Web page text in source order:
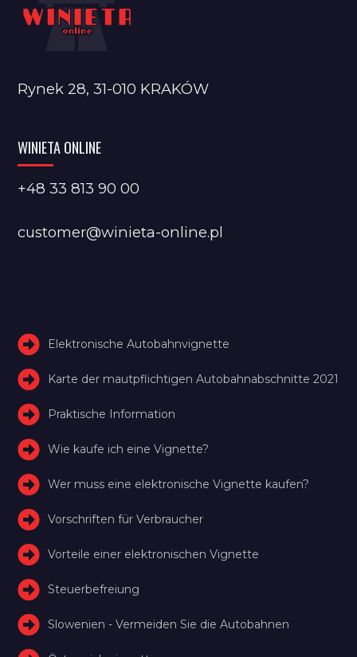
Rynek 28, 31-010 KRAKÓW
WINIETA ONLINE
+48 33 813 90 00
customer@winieta-online.pl
Elektronische Autobahnvignette
Karte der mautpflichtigen Autobahnabschnitte 2021
Praktische Information
Wie kaufe ich eine Vignette?
Wer muss eine elektronische Vignette kaufen?
Vorschriften für Verbraucher
Vorteile einer elektronischen Vignette
Steuerbefreiung
Slowenien - Vermeiden Sie die Autobahnen